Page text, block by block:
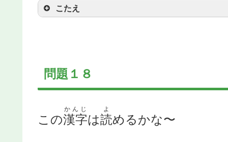
こたえ
問題１８
この漢字
かんじ
は読
よ
めるかな〜